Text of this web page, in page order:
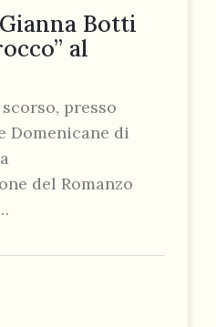
Botti
al
presso
Domenicane di
del Romanzo